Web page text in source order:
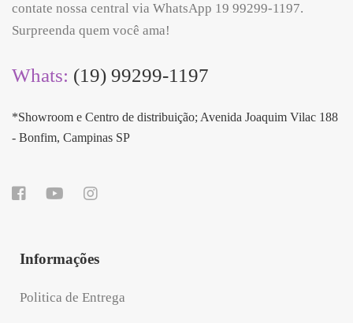
contate nossa central via WhatsApp 19 99299-1197.
Surpreenda quem você ama!
Whats: (19) 99299-1197
*Showroom e Centro de distribuição; Avenida Joaquim Vilac 188
- Bonfim, Campinas SP
Informações
Politica de Entrega